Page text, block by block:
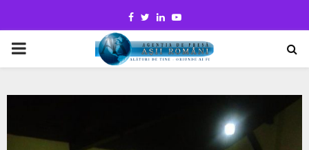
Facebook
TwitterLinkedinYoutube
PRIMARY